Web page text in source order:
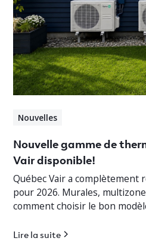
Nouvelles
Nouvelle gamme de
Vair disponible!
Québec Vair a complètement
pour 2026. Murales,
comment choisir le bon
Lire la suite